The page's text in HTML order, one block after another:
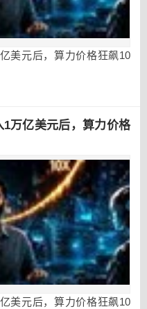
美元后，算力价格狂飙10
万亿美元后，算力价格
美元后，算力价格狂飙10